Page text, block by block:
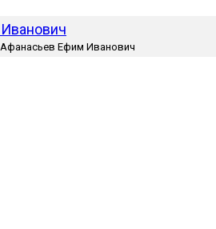
Афанасьев Ефим Иванович